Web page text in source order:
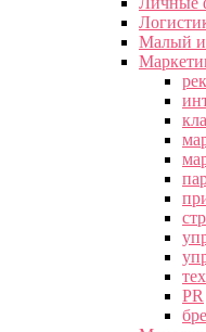
Малый и
PR